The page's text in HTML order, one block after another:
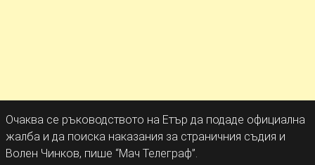
Очаква се ръководството на Етър да подаде официална
жалба и да поиска наказания за страничния съдия и
Волен Чинков, пише “Мач Телеграф”.